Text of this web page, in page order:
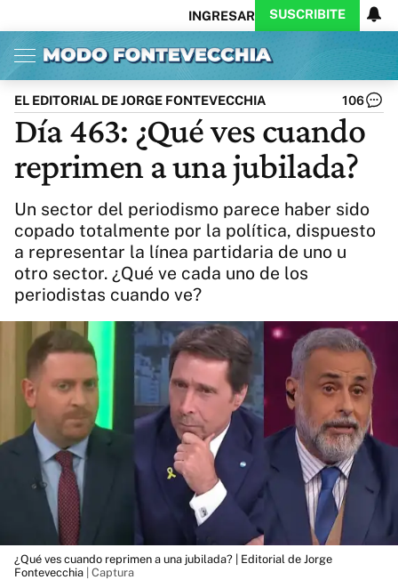
INGRESAR SUSCRIBITE
Inicio Ahora
Opinión
Política
Ciencia
Protagonistas
Cultura
Arte
Educación
Internacional
Clima
Deportes
CARAS
Exitoina
Turismo
Videos
Córdoba
Reperfilar
Business
Noticias
Caras
Exitoina
Gaming
Vivo
Diario del Juicio
Actualidad
EL EDITORIAL DE JORGE FONTEVECCHIA 106
Día 463: ¿Qué ves cuando
reprimen a una jubilada?
Un sector del periodismo parece haber sido
copado totalmente por la política, dispuesto
a representar la línea partidaria de uno u
otro sector. ¿Qué ve cada uno de los
periodistas cuando ve?
¿Qué ves cuando reprimen a una jubilada? | Editorial de Jorge
Fontevecchia | Captura